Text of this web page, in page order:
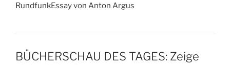
RundfunkEssay von Anton Argus
BÜCHERSCHAU DES TAGES: Zeige